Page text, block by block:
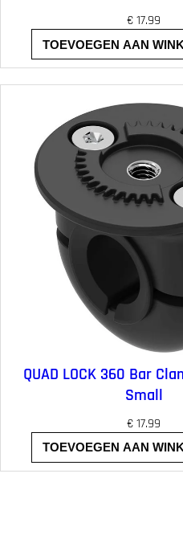
€17.99
TOEVOEGEN AAN
QUAD LOCK 360 Bar
Small
€17.99
TOEVOEGEN AAN